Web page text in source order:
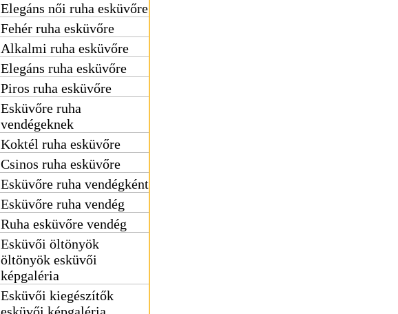
Elegáns női ruha esküvőre
Fehér ruha esküvőre
Alkalmi ruha esküvőre
Elegáns ruha esküvőre
Piros ruha esküvőre
Esküvőre ruha
vendégeknek
Koktél ruha esküvőre
Csinos ruha esküvőre
Esküvőre ruha vendégként
Esküvőre ruha vendég
Ruha esküvőre vendég
Esküvői öltönyök
öltönyök esküvői
képgaléria
Esküvői kiegészítők